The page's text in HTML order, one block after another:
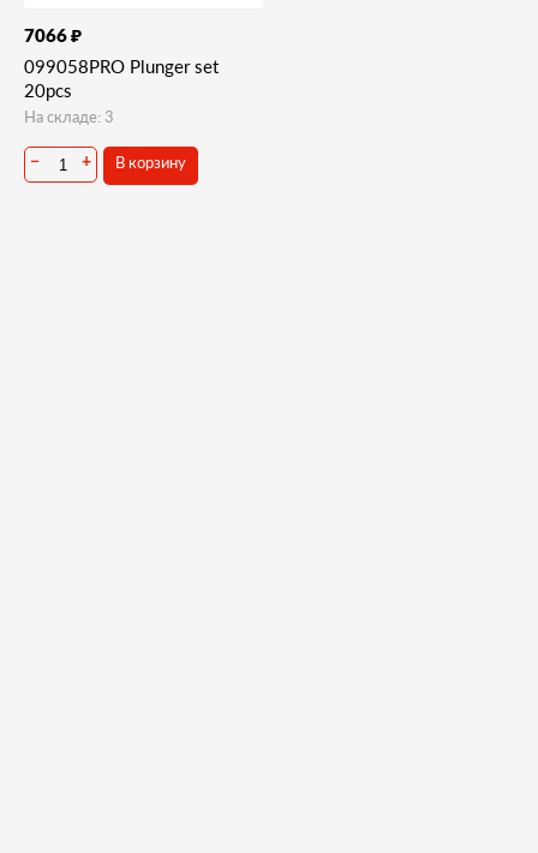
7066 ₽
099058PRO Plunger set
20pcs
На складе: 3
− + В корзину